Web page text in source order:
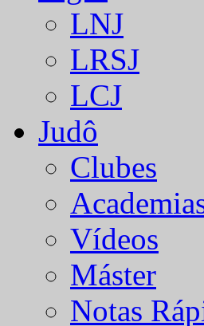
LNJ
LRSJ
LCJ
Judô
Clubes
Vídeos
Máster
Notas